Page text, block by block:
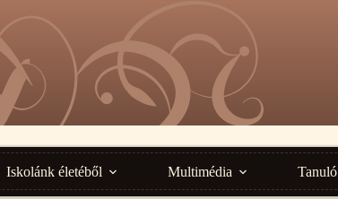
Iskolánk életéből Multimédia Tanuló